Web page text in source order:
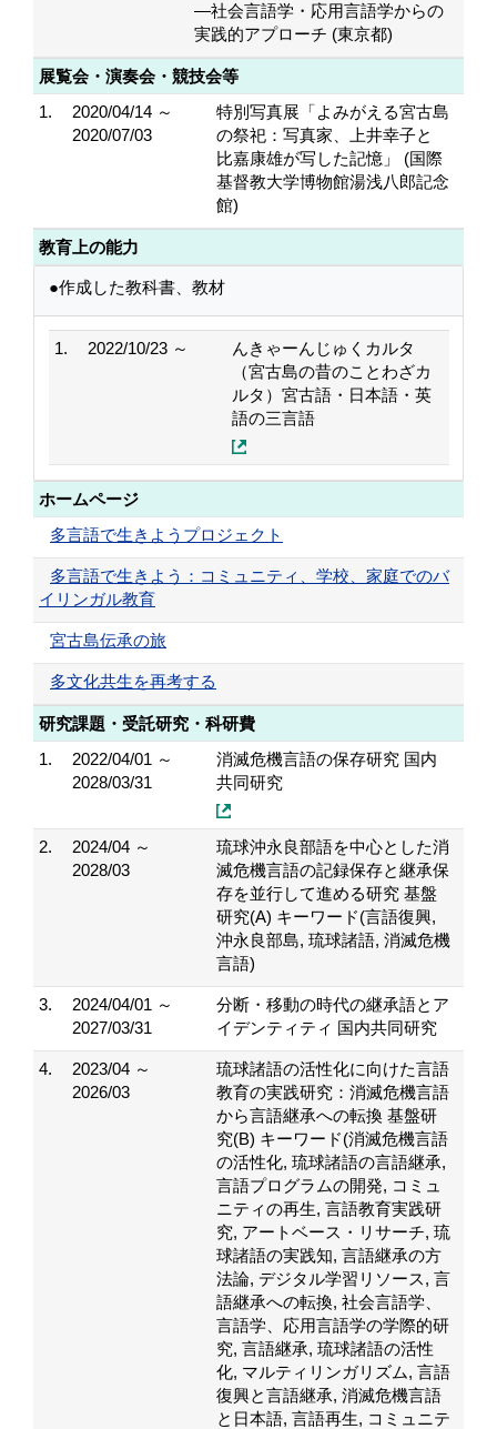
―社会言語学・応用言語学からの
実践的アプローチ (東京都)
展覧会・演奏会・競技会等
1.
2020/04/14 ～
2020/07/03
特別写真展「よみがえる宮古島
の祭祀：写真家、上井幸子と
比嘉康雄が写した記憶」 (国際
基督教大学博物館湯浅八郎記念
館)
教育上の能力
●作成した教科書、教材
1. 2022/10/23 ～
んきゃーんじゅくカルタ
（宮古島の昔のことわざカ
ルタ）宮古語・日本語・英
語の三言語
ホームページ
多言語で生きようプロジェクト
多言語で生きよう：コミュニティ、学校、家庭でのバ
イリンガル教育
宮古島伝承の旅
多文化共生を再考する
研究課題・受託研究・科研費
1.
2022/04/01 ～
2028/03/31
消滅危機⾔語の保存研究 国内
共同研究
2.
2024/04 ～
2028/03
琉球沖永良部語を中心とした消
滅危機言語の記録保存と継承保
存を並行して進める研究 基盤
研究(A) キーワード(言語復興,
沖永良部島, 琉球諸語, 消滅危機
言語)
3.
2024/04/01 ～
2027/03/31
分断・移動の時代の継承語とア
イデンティティ 国内共同研究
4.
2023/04 ～
2026/03
琉球諸語の活性化に向けた言語
教育の実践研究：消滅危機言語
から言語継承への転換 基盤研
究(B) キーワード(消滅危機言語
の活性化, 琉球諸語の言語継承,
言語プログラムの開発, コミュ
ニティの再生, 言語教育実践研
究, アートベース・リサーチ, 琉
球諸語の実践知, 言語継承の方
法論, デジタル学習リソース, 言
語継承への転換, 社会言語学、
言語学、応用言語学の学際的研
究, 言語継承, 琉球諸語の活性
化, マルティリンガリズム, 言語
復興と言語継承, 消滅危機言語
と日本語, 言語再生, コミュニテ